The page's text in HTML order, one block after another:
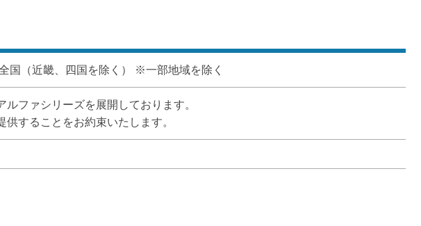
国（近畿、四国を除く） ※一部地域を除く
ファシリーズを展開しております。
することをお約束いたします。